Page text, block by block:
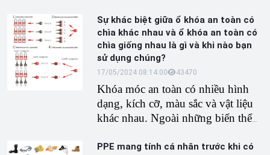
khí. Mặt nạ phòng độc công
nghiệp được thiết kế để mang lại sự
bảo vệ quan trọng này, đảm bảo
rằng người lao động có thể thở an
toàn ngay cả trong những điều kiện
khó khăn nhất.
Sự khác biệt giữa ổ khóa an toàn có
chìa khác nhau và ổ khóa an toàn có
chìa giống nhau là gì và khi nào bạn
sử dụng chúng?
17/05/2024 08:14:00 43470
Khóa móc an toàn có nhiều hình
dạng, kích cỡ, màu sắc và vật liệu
khác nhau. Ngoài những biến thể
toàn, bạn cũng có thể chọn giữaổ
PPE mang tính cá nhân trước khi có